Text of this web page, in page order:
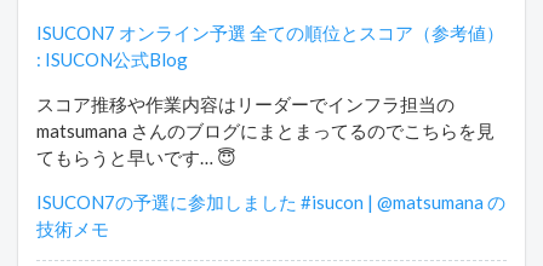
ISUCON7 オンライン予選 全ての順位とスコア（参考値）
: ISUCON公式Blog
スコア推移や作業内容はリーダーでインフラ担当の
matsumana さんのブログにまとまってるのでこちらを見
てもらうと早いです… 😇
ISUCON7の予選に参加しました #isucon | @matsumana の
技術メモ